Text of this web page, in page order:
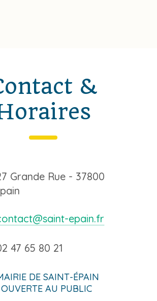
&
Grande Rue - 37800
epain.fr
47 65 80 21
DE SAINT-ÉPAIN
OUVERTE AU PUBLIC